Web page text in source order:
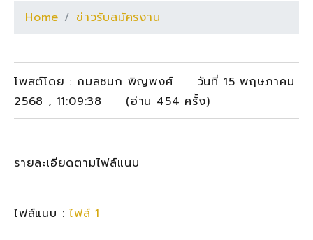
Home ข่าวรับสมัครงาน
โพสต์โดย : กมลชนก พิญพงศ์ วันที่ 15 พฤษภาคม
2568 , 11:09:38 (อ่าน 454 ครั้ง)
รายละเอียดตามไฟล์แนบ
ไฟล์แนบ :ไฟล์ 1